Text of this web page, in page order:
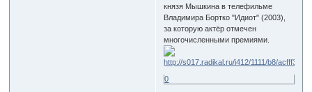
князя Мышкина в телефильме
Владимира Бортко "Идиот" (2003),
за которую актёр отмечен
многочисленными премиями.
0